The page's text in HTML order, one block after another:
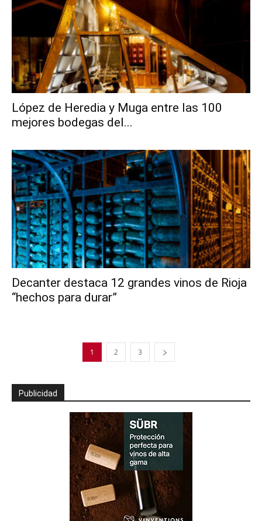
López de Heredia y Muga entre las 100
mejores bodegas del...
Decanter destaca 12 grandes vinos de Rioja
“hechos para durar”
1 2 3
Publicidad